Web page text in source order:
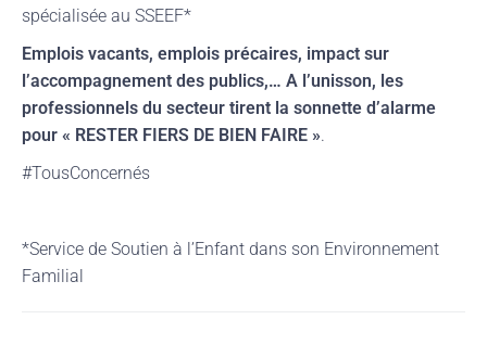
spécialisée au SSEEF*
Emplois vacants, emplois précaires, impact sur
l’accompagnement des publics,… A l’unisson, les
professionnels du secteur tirent la sonnette d’alarme
pour « RESTER FIERS DE BIEN FAIRE ».
#TousConcernés
*Service de Soutien à l’Enfant dans son Environnement
Familial